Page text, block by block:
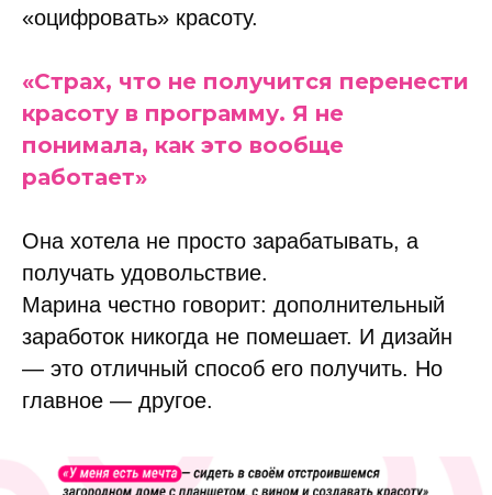
«оцифровать» красоту.
«Страх, что не получится перенести
красоту в программу. Я не
понимала, как это вообще
работает»
Она хотела не просто зарабатывать, а
получать удовольствие.
Марина честно говорит: дополнительный
заработок никогда не помешает. И дизайн
— это отличный способ его получить. Но
главное — другое.